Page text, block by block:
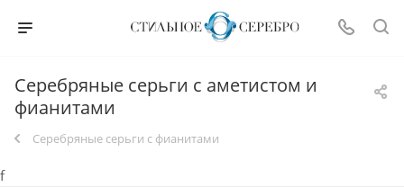
Серебряные серьги с аметистом и
фианитами
Серебряные серьги с фианитами
f